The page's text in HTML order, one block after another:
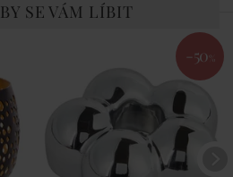
SE VÁM LÍBIT
-50 %